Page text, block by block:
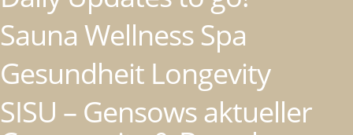
Sauna Wellness Spa
Gesundheit Longevity
SISU – Gensows aktueller